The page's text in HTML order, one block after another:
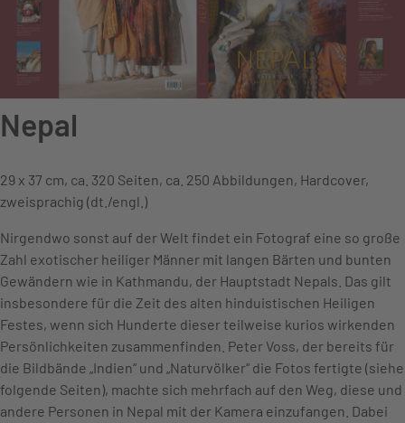
Nepal
29 x 37 cm, ca. 320 Seiten, ca. 250 Abbildungen, Hardcover,
zweisprachig (dt./engl.)
Nirgendwo sonst auf der Welt findet ein Fotograf eine so große
Zahl exotischer heiliger Männer mit langen Bärten und bunten
Gewändern wie in Kathmandu, der Hauptstadt Nepals. Das gilt
insbesondere für die Zeit des alten hinduistischen Heiligen
Festes, wenn sich Hunderte dieser teilweise kurios wirkenden
Persönlichkeiten zusammenfinden. Peter Voss, der bereits für
die Bildbände „Indien“ und „Naturvölker“ die Fotos fertigte (siehe
folgende Seiten), machte sich mehrfach auf den Weg, diese und
andere Personen in Nepal mit der Kamera einzufangen. Dabei